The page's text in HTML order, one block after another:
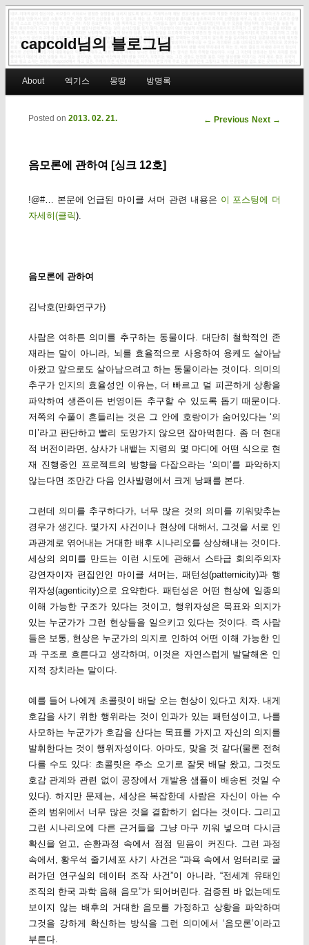
capcold님의 블로그님
Skip to primary content
Skip to secondary content
About 엑기스 몽땅 방명록
Post navigation
← Previous Next →
음모론에 관하여 [싱크 12호]
Posted on 2013. 02. 21.
!@#… 본문에 언급된 마이클 셔머 관련 내용은 이 포스팅에 더
자세히(클릭).
음모론에 관하여
김낙호(만화연구가)
사람은 여하튼 의미를 추구하는 동물이다. 대단히 철학적인 존
재라는 말이 아니라, 뇌를 효율적으로 사용하여 용케도 살아남
아왔고 앞으로도 살아남으려고 하는 동물이라는 것이다. 의미의
추구가 인지의 효율성인 이유는, 더 빠르고 덜 피곤하게 상황을
파악하여 생존이든 번영이든 추구할 수 있도록 돕기 때문이다.
저쪽의 수풀이 흔들리는 것은 그 안에 호랑이가 숨어있다는 ‘의
미’라고 판단하고 빨리 도망가지 않으면 잡아먹힌다. 좀 더 현대
적 버전이라면, 상사가 내뱉는 지령의 몇 마디에 어떤 식으로 현
재 진행중인 프로젝트의 방향을 다잡으라는 ‘의미’를 파악하지
않는다면 조만간 다음 인사발령에서 크게 낭패를 본다.
그런데 의미를 추구하다가, 너무 많은 것의 의미를 끼워맞추는
경우가 생긴다. 몇가지 사건이나 현상에 대해서, 그것을 서로 인
과관계로 엮어내는 거대한 배후 시나리오를 상상해내는 것이다.
세상의 의미를 만드는 이런 시도에 관해서 스타급 회의주의자
강연자이자 편집인인 마이클 셔머는, 패턴성(patternicity)과 행
위자성(agenticity)으로 요약한다. 패턴성은 어떤 현상에 일종의
이해 가능한 구조가 있다는 것이고, 행위자성은 목표와 의지가
있는 누군가가 그런 현상들을 일으키고 있다는 것이다. 즉 사람
들은 보통, 현상은 누군가의 의지로 인하여 어떤 이해 가능한 인
과 구조로 흐른다고 생각하며, 이것은 자연스럽게 발달해온 인
지적 장치라는 말이다.
예를 들어 나에게 초콜릿이 배달 오는 현상이 있다고 치자. 내게
호감을 사기 위한 행위라는 것이 인과가 있는 패턴성이고, 나를
사모하는 누군가가 호감을 산다는 목표를 가지고 자신의 의지를
발휘한다는 것이 행위자성이다. 아마도, 맞을 것 같다(물론 전혀
다를 수도 있다: 초콜릿은 주소 오기로 잘못 배달 왔고, 그것도
호감 관계와 관련 없이 공장에서 개발용 샘플이 배송된 것일 수
있다). 하지만 문제는, 세상은 복잡한데 사람은 자신이 아는 수
준의 범위에서 너무 많은 것을 결합하기 쉽다는 것이다. 그리고
그런 시나리오에 다른 근거들을 그냥 마구 끼워 넣으며 다시금
확신을 얻고, 순환과정 속에서 점점 믿음이 커진다. 그런 과정
속에서, 황우석 줄기세포 사기 사건은 “과욕 속에서 엉터리로 굴
러가던 연구실의 데이터 조작 사건”이 아니라, “전세계 유태인
조직의 한국 과학 음해 음모”가 되어버린다. 검증된 바 없는데도
보이지 않는 배후의 거대한 음모를 가정하고 상황을 파악하며
그것을 강하게 확신하는 방식을 그런 의미에서 ‘음모론’이라고
부른다.